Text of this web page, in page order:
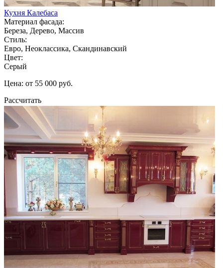
Кухня Калебаса
Материал фасада:
Береза, Дерево, Массив
Стиль:
Евро, Неоклассика, Скандинавский
Цвет:
Серый
Цена: от 55 000 руб.
Рассчитать